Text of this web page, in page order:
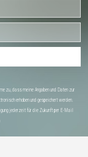
zu, dass meine Angaben und Daten zur
erhoben und gespeichert werden.
jederzeit für die Zukunft per E-Mail